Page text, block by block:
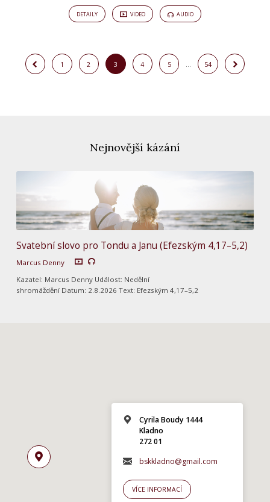
DETAILY VIDEO AUDIO
1 2 3 4 5 … 54
Nejnovější kázání
Svatební slovo pro Tondu a Janu (Efezským 4,17–5,2)
Marcus Denny
Kazatel: Marcus Denny Událost: Nedělní
shromáždění Datum: 2.8.2026 Text: Efezským 4,17–5,2
Cyrila Boudy 1444
Kladno
272 01
bskkladno@gmail.com
VÍCE INFORMACÍ